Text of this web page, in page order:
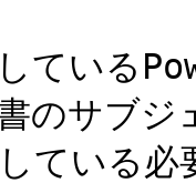
ている
のサブジ
ている